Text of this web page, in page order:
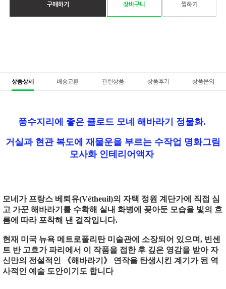
구매하기 장바구니 찜하기
상품상세 배송교환 관련상품 상품후기 상품문의
풍수지리에 좋은 클로드 모네 해바라기 정물화.
거실과 현관 복도에 재물운을 부르는 수작업 명화그림
모사화 인테리어액자
모네가 프랑스 베퇴유(Vétheuil)의 자택 정원 계단가에 직접 심
고 가꾼 해바라기를 수확해 실내 화병에 꽂아둔 모습을 빛의 흐
름에 따라 포착해 낸 걸작입니다.
현재 미국 뉴욕 메트로폴리탄 미술관에 소장되어 있으며, 빈센
트 반 고흐가 파리에서 이 작품을 접한 후 깊은 영감을 받아 자
신만의 전설적인 《해바라기》 연작을 탄생시킨 계기가 된 역
사적인 예술 도안이기도 합니다